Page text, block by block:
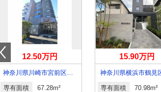
12.50万円
神奈川県川崎市宮前区馬絹６丁目
専有面積 67.28m²
15.90万円
専有面積 70.98m²